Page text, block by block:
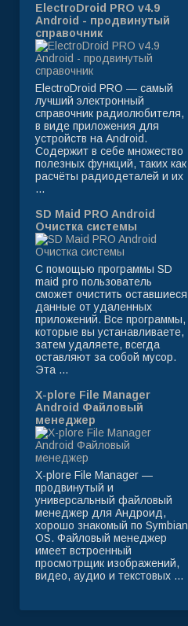
ElectroDroid PRO v4.9
Android - продвинутый
справочник
ElectroDroid PRO — самый
лучший электронный
справочник радиолюбителя,
в виде приложения для
устройств на Android.
Содержит в себе множество
полезных функций, таких как
расчёты радиодеталей и их
...
SD Maid PRO Android
Очистка системы
С помощью программы SD
maid pro пользователь
сможет очистить оставшиеся
данные от удаленных
приложений. Все программы,
которые вы устанавливаете,
затем удаляете, всегда
оставляют за собой мусор.
Эта ...
X-plore File Manager
Android Файловый
менеджер
X-plore File Manager —
продвинутый и
универсальный файловый
менеджер для Андроид,
хорошо знакомый по Symbian
OS. Файловый менеджер
имеет встроенный
просмотрщик изображений,
видео, аудио и текстовых ...